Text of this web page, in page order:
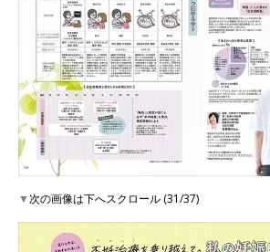
▼次の画像は下へスクロール (31/37)